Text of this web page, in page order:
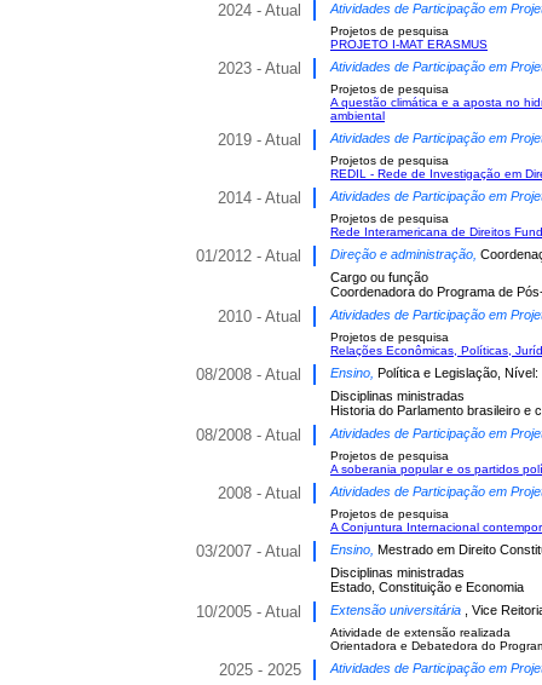
2024 - Atual Atividades de Participação em
Projetos de pesquisa
PROJETO I-MAT ERASMUS
2023 - Atual Atividades de Participação em
Projetos de pesquisa
A questão climática e a aposta no
ambiental
2019 - Atual Atividades de Participação em
Projetos de pesquisa
REDIL - Rede de Investigação em
2014 - Atual Atividades de Participação em
Projetos de pesquisa
Rede Interamericana de Direitos
01/2012 - Atual Direção e administração,
Cargo ou função
Coordenadora do Programa de
2010 - Atual Atividades de Participação em
Projetos de pesquisa
Relações Econômicas, Políticas,
08/2008 - Atual Ensino, Política e Legislação,
Disciplinas ministradas
Historia do Parlamento brasileiro e
08/2008 - Atual Atividades de Participação em
Projetos de pesquisa
A soberania popular e os partidos
2008 - Atual Atividades de Participação em
Projetos de pesquisa
A Conjuntura Internacional
03/2007 - Atual Ensino, Mestrado em Direito
Disciplinas ministradas
Estado, Constituição e Economia
10/2005 - Atual Extensão universitária , Vice
Atividade de extensão realizada
Orientadora e Debatedora do
2025 - 2025 Atividades de Participação em